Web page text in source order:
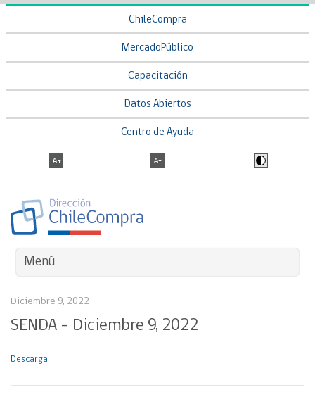
ChileCompra
MercadoPúblico
Capacitación
Datos Abiertos
Centro de Ayuda
Menú
Diciembre 9, 2022
SENDA – Diciembre 9, 2022
Descarga